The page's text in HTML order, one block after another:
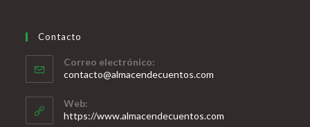
Contacto
Correo electrónico:
contacto@almacendecuentos.com
Web:
https://www.almacendecuentos.com